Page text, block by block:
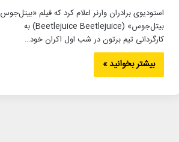
استودیوی برادران وارنر اعلام کرد که فیلم «بیتل‌جوس
بیتل‌جوس» (Beetlejuice Beetlejuice) به
کارگردانی تیم برتون در شب اول اکران خود…
بیشتر بخوانید »